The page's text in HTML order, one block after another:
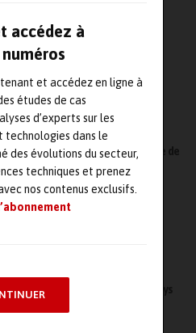
accédez à
et accédez en ligne à
études de cas
d’experts sur les
technologies dans le
des évolutions du secteur,
techniques et prenez
nos contenus exclusifs.
veut reconquérir les jeunes
mettre l’impression 3D au service de
ferroviaire
3D pour la maintenance : Stratasys